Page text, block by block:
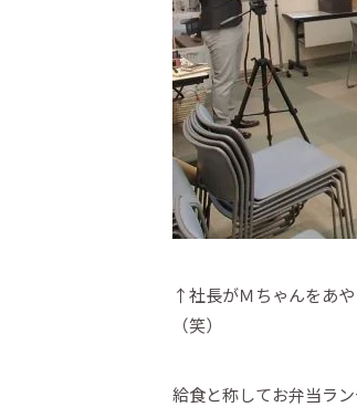
↑社長がＭちゃんをあ
（笑）
給食と称してお弁当ラ